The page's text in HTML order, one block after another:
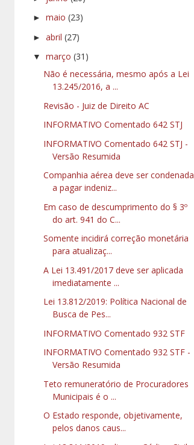
► maio (23)
► abril (27)
▼ março (31)
Não é necessária, mesmo após a Lei
13.245/2016, a ...
Revisão - Juiz de Direito AC
INFORMATIVO Comentado 642 STJ
INFORMATIVO Comentado 642 STJ -
Versão Resumida
Companhia aérea deve ser condenada
a pagar indeniz...
Em caso de descumprimento do § 3º
do art. 941 do C...
Somente incidirá correção monetária
para atualizaç...
A Lei 13.491/2017 deve ser aplicada
imediatamente ...
Lei 13.812/2019: Política Nacional de
Busca de Pes...
INFORMATIVO Comentado 932 STF
INFORMATIVO Comentado 932 STF -
Versão Resumida
Teto remuneratório de Procuradores
Municipais é o ...
O Estado responde, objetivamente,
pelos danos caus...